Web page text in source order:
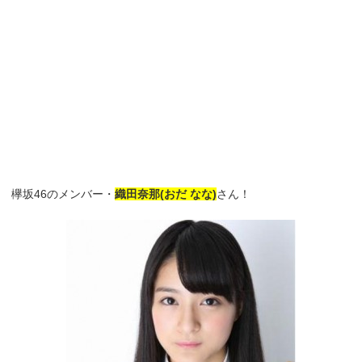
欅坂46のメンバー・織田奈那(おだ なな)さん！